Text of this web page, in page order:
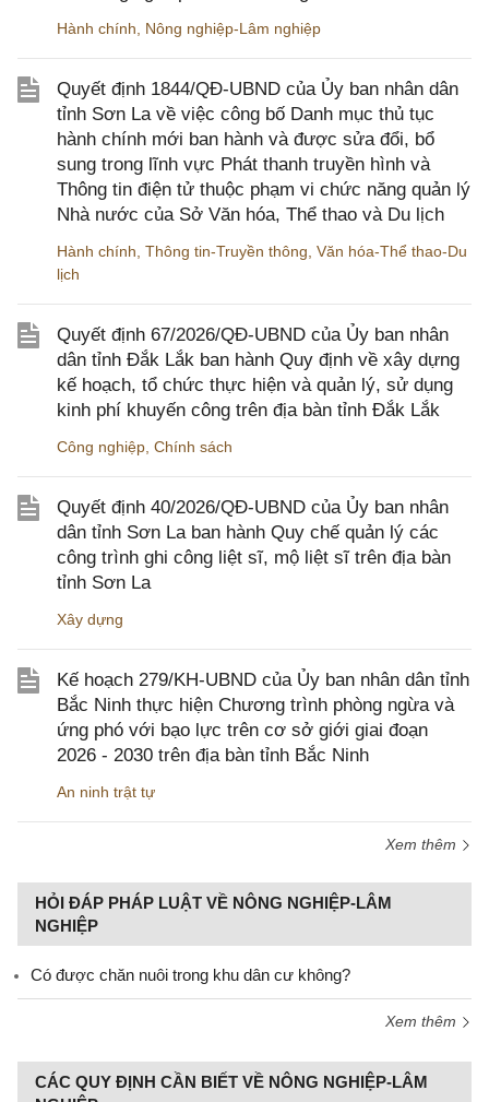
Hành chính Nông nghiệp-Lâm nghiệp
Quyết định 1844/QĐ-UBND của Ủy ban nhân dân
tỉnh Sơn La về việc công bố Danh mục thủ tục
hành chính mới ban hành và được sửa đổi, bổ
sung trong lĩnh vực Phát thanh truyền hình và
Thông tin điện tử thuộc phạm vi chức năng quản lý
Nhà nước của Sở Văn hóa, Thể thao và Du lịch
Hành chính Thông tin-Truyền thông Văn hóa-Thể thao-Du
lịch
Quyết định 67/2026/QĐ-UBND của Ủy ban nhân
dân tỉnh Đắk Lắk ban hành Quy định về xây dựng
kế hoạch, tổ chức thực hiện và quản lý, sử dụng
kinh phí khuyến công trên địa bàn tỉnh Đắk Lắk
Công nghiệp Chính sách
Quyết định 40/2026/QĐ-UBND của Ủy ban nhân
dân tỉnh Sơn La ban hành Quy chế quản lý các
công trình ghi công liệt sĩ, mộ liệt sĩ trên địa bàn
tỉnh Sơn La
Xây dựng
Kế hoạch 279/KH-UBND của Ủy ban nhân dân tỉnh
Bắc Ninh thực hiện Chương trình phòng ngừa và
ứng phó với bạo lực trên cơ sở giới giai đoạn
2026 - 2030 trên địa bàn tỉnh Bắc Ninh
An ninh trật tự
Xem thêm
HỎI ĐÁP PHÁP LUẬT VỀ NÔNG NGHIỆP-LÂM
NGHIỆP
Có được chăn nuôi trong khu dân cư không?
Xem thêm
CÁC QUY ĐỊNH CẦN BIẾT VỀ NÔNG NGHIỆP-LÂM